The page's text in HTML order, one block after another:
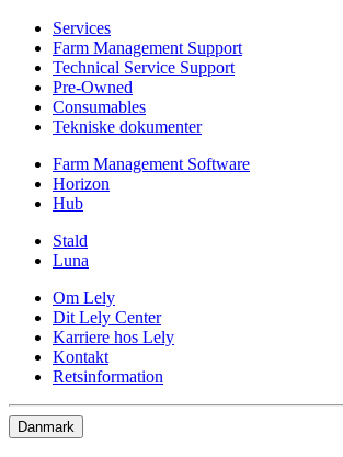
Services
Farm Management Support
Technical Service Support
Pre-Owned
Consumables
Tekniske dokumenter
Farm Management Software
Horizon
Hub
Stald
Luna
Om Lely
Dit Lely Center
Karriere hos Lely
Kontakt
Retsinformation
Danmark